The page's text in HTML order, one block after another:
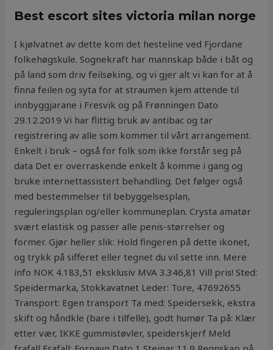
Best escort sites victoria milan norge
I kjølvatnet av dette kom det hesteline ved Fjordane
folkehøgskule. Sognekraft har mannskap både i båt og
på land som driv feilsøking, og vi gjer alt vi kan for at å
finna feilen og syta for at straumen kjem attende til
innbyggjarane i Fresvik og på Frønningen Dato
29.12.2019 Vi har flittig bruk av antibac og tar
registrering av alle som kommer til vårt arrangement.
Enkelt i bruk – også for folk som ikke forstår seg på
data Det er overraskende enkelt å komme i gang og
bruke internettassistert behandling. Det følger også
med bestemmelser til bebyggelsesplan,
reguleringsplan og/eller kommuneplan. Crysta amatør
svært elastisk og passer alle penis-størrelser og
former. Gjør heller slik: Hold fingeren på dette ikonet,
og trykk på sifferet eller tegnet du vil sette inn. Mere
info NOK 4.183,51 eksklusiv MVA 3.346,81 Vill pris! Sted:
Speidermarka, Stokkavatnet Leder: Tore, 47692655
Transport: Egen transport Ta med: Speidersekk, ekstra
skift og håndkle (bare i tilfelle), godt humør Ta på: Klær
etter vær, IKKE gummistøvler, speiderskjerf Meld